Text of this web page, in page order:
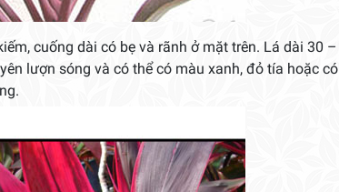
cuống dài có bẹ và rãnh ở mặt trên. Lá dài 30 –
lượn sóng và có thể có màu xanh, đỏ tía hoặc có